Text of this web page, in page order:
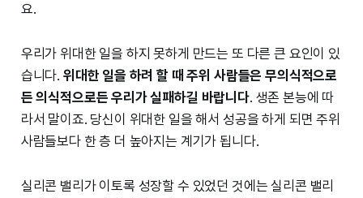
요.
우리가 위대한 일을 하지 못하게 만드는 또 다른 큰 요인이 있
습니다. 위대한 일을 하려 할 때 주위 사람들은 무의식적으로
든 의식적으로든 우리가 실패하길 바랍니다. 생존 본능에 따
라서 말이죠. 당신이 위대한 일을 해서 성공을 하게 되면 주위
사람들보다 한 층 더 높아지는 계기가 됩니다.
실리콘 밸리가 이토록 성장할 수 있었던 것에는 실리콘 밸리